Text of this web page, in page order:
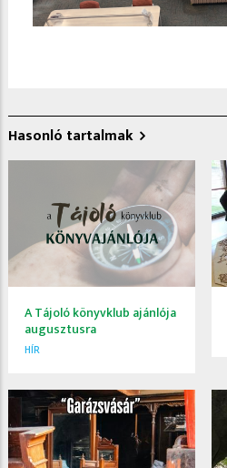
Hasonló tartalmak
A Tájoló könyvklub ajánlója
augusztusra
HÍR